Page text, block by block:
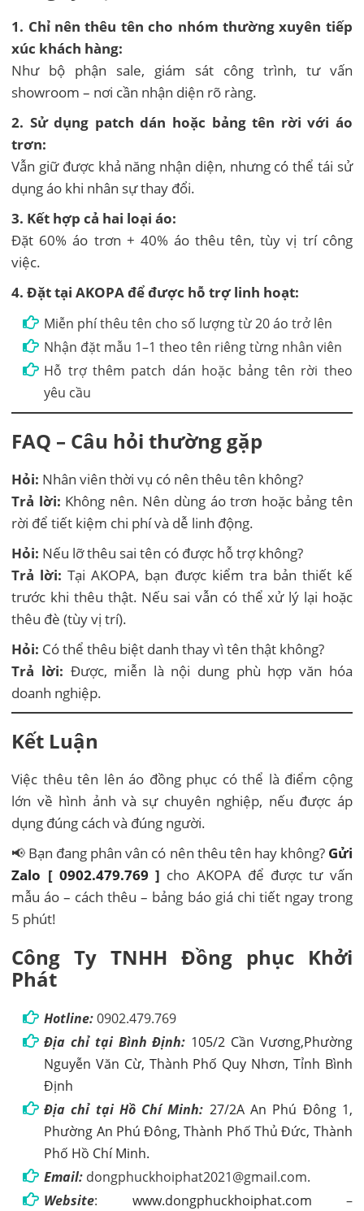
1. Chỉ nên thêu tên cho nhóm thường xuyên tiếp
xúc khách hàng:
Như bộ phận sale, giám sát công trình, tư vấn
showroom – nơi cần nhận diện rõ ràng.
2. Sử dụng patch dán hoặc bảng tên rời với áo
trơn:
Vẫn giữ được khả năng nhận diện, nhưng có thể tái sử
dụng áo khi nhân sự thay đổi.
3. Kết hợp cả hai loại áo:
Đặt 60% áo trơn + 40% áo thêu tên, tùy vị trí công
việc.
4. Đặt tại AKOPA để được hỗ trợ linh hoạt:
Miễn phí thêu tên cho số lượng từ 20 áo trở lên
Nhận đặt mẫu 1–1 theo tên riêng từng nhân viên
Hỗ trợ thêm patch dán hoặc bảng tên rời theo
yêu cầu
FAQ – Câu hỏi thường gặp
Hỏi: Nhân viên thời vụ có nên thêu tên không?
Trả lời: Không nên. Nên dùng áo trơn hoặc bảng tên
rời để tiết kiệm chi phí và dễ linh động.
Hỏi: Nếu lỡ thêu sai tên có được hỗ trợ không?
Trả lời: Tại AKOPA, bạn được kiểm tra bản thiết kế
trước khi thêu thật. Nếu sai vẫn có thể xử lý lại hoặc
thêu đè (tùy vị trí).
Hỏi: Có thể thêu biệt danh thay vì tên thật không?
Trả lời: Được, miễn là nội dung phù hợp văn hóa
doanh nghiệp.
Kết Luận
Việc thêu tên lên áo đồng phục có thể là điểm cộng
lớn về hình ảnh và sự chuyên nghiệp, nếu được áp
dụng đúng cách và đúng người.
📢 Bạn đang phân vân có nên thêu tên hay không? Gửi
Zalo [ 0902.479.769 ] cho AKOPA để được tư vấn
mẫu áo – cách thêu – bảng báo giá chi tiết ngay trong
5 phút!
Công Ty TNHH Đồng phục Khởi
Phát
Hotline:0902.479.769
Địa chỉ tại Bình Định: 105/2 Cần Vương,Phường
Nguyễn Văn Cừ, Thành Phố Quy Nhơn, Tỉnh Bình
Định
Địa chỉ tại Hồ Chí Minh: 27/2A An Phú Đông 1,
Phường An Phú Đông, Thành Phố Thủ Đức, Thành
Phố Hồ Chí Minh.
Email: dongphuckhoiphat2021@gmail.com.
Website: www.dongphuckhoiphat.com –